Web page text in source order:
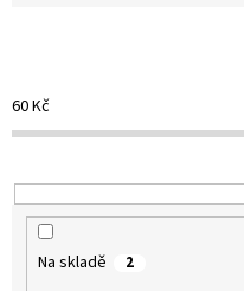
o
d
k
t
60Kč
Na skladě 2